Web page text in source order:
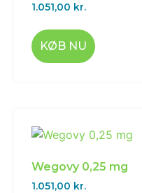
1.051,00 kr.
KØB NU
Wegovy 0,25 mg
1.051,00 kr.